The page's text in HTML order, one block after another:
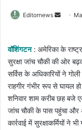
Editornews
Send
वॉशिंगटन : अमेरिका के
सुरक्षा जांच चौकी की ओर
सर्विस के अधिकारियों ने
राहगीर गंभीर रूप से घायल
शनिवार शाम करीब छह बजे
जांच चौकी के पास पहुंचा और
कार्रवाई में सुरक्षाकर्मियों ने